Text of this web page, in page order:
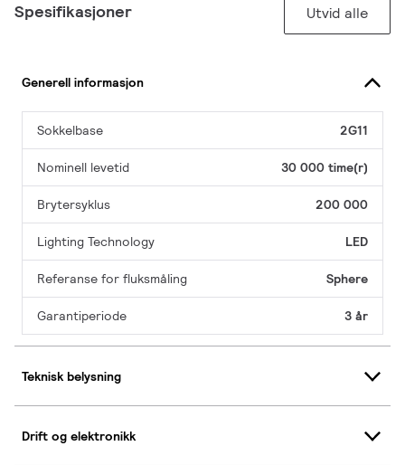
Spesifikasjoner Utvid alle
Generell informasjon
Sokkelbase 2G11
Nominell levetid 30 000 time(r)
Brytersyklus 200 000
Lighting Technology LED
Referanse for fluksmåling Sphere
Garantiperiode 3 år
Teknisk belysning
Drift og elektronikk